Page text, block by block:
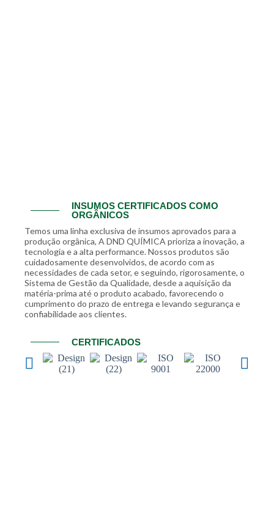
INSUMOS CERTIFICADOS COMO
ORGÂNICOS
Temos uma linha exclusiva de insumos aprovados para a
produção orgânica, A DND QUÍMICA prioriza a inovação, a
tecnologia e a alta performance. Nossos produtos são
cuidadosamente desenvolvidos, de acordo com as
necessidades de cada setor, e seguindo, rigorosamente, o
Sistema de Gestão da Qualidade, desde a aquisição da
matéria-prima até o produto acabado, favorecendo o
cumprimento do prazo de entrega e levando segurança e
confiabilidade aos clientes.
CERTIFICADOS